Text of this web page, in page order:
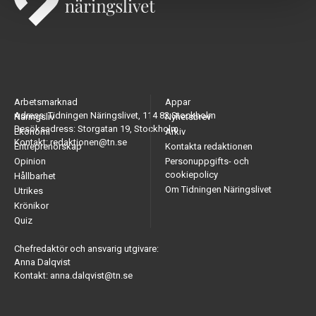
Adress: Tidningen Näringslivet, 114 82 Stockholm
Besöksadress: Storgatan 19, Stockholm
Kontakt: redaktionen@tn.se
Arbetsmarknad
Näringsliv
Ekonomi
Entreprenörskap
Opinion
Hållbarhet
Utrikes
Krönikor
Quiz
Appar
Nyhetsbrev
Arkiv
Kontakta redaktionen
Personuppgifts- och
cookiepolicy
Om Tidningen Näringslivet
Chefredaktör och ansvarig utgivare:
Anna Dalqvist
Kontakt: anna.dalqvist@tn.se